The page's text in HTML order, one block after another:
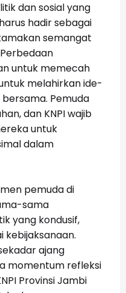
dan sosial yang
hadir sebagai
semangat
untuk memecah
melahirkan ide-
Pemuda
dan KNPI wajib
untuk
dalam
pemuda di
sama
yang kondusif,
kebijaksanaan.
ajang
momentum refleksi
Provinsi Jambi